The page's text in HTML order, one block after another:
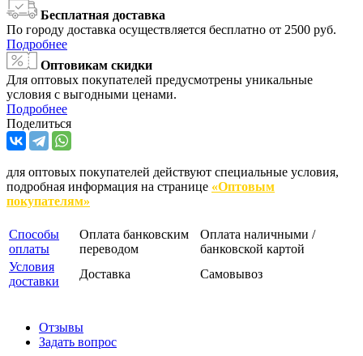
Бесплатная доставка
По городу доставка осуществляется бесплатно от 2500 руб.
Подробнее
Оптовикам скидки
Для оптовых покупателей предусмотрены уникальные
условия с выгодными ценами.
Подробнее
Поделиться
для оптовых покупателей действуют специальные условия,
подробная информация на странице «Оптовым
покупателям»
Способы
оплаты
Оплата банковским
переводом
Оплата наличными /
банковской картой
Условия
доставки
Доставка Самовывоз
Отзывы
Задать вопрос